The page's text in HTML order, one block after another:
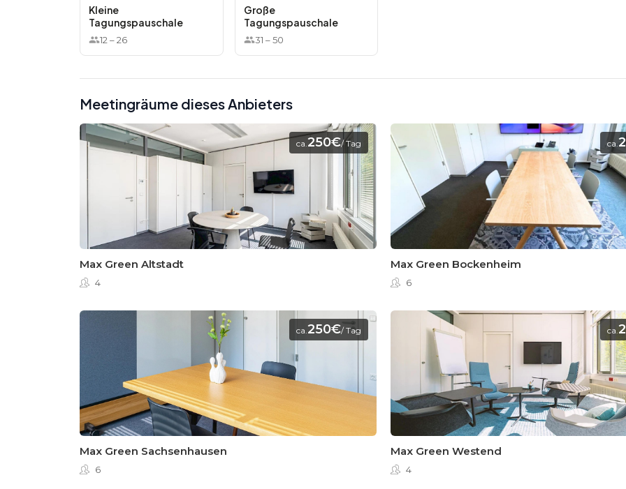
Kleine
Tagungspauschale
12 –26
Große
Tagungspauschale
31 –50
Meetingräume dieses Anbieters
ca. 250€/ Tag
Max Green Altstadt
4
ca.
Max Green Bockenheim
6
ca. 250€/ Tag
Max Green Sachsenhausen
6
ca.
Max Green Westend
4